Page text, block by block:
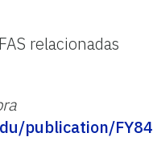
relacionadas
publication/